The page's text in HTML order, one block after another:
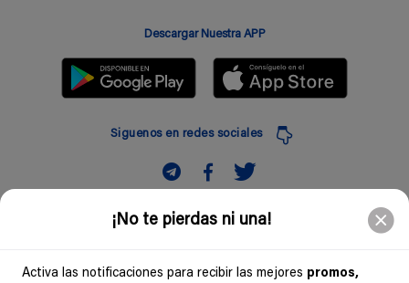
¡No te pierdas ni una!
Activa las notificaciones para recibir las mejores promos,
Descargar Nuestra APP
Siguenos en redes sociales
Suscribir